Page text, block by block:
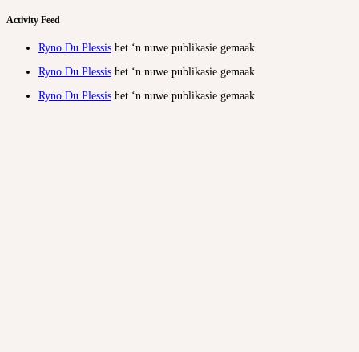
Activity Feed
Ryno Du Plessis het ‘n nuwe publikasie gemaak
Ryno Du Plessis het ‘n nuwe publikasie gemaak
Ryno Du Plessis het ‘n nuwe publikasie gemaak